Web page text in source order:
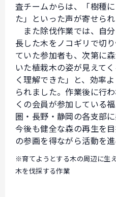
査チームからは、「樹種
た」といった声が寄せられ
また除伐作業では、自
長した木をノコギリで切
ていた参加者も、次第に
いた植栽木の姿が見えて
く理解できた」と、効率
られました。作業後に行
くの会員が参加している
圏・長野・静岡の各支部
今後も健全な森の再生を
の参画を得ながら活動を進
※育てようとする木の周辺に生
木を伐採する作業